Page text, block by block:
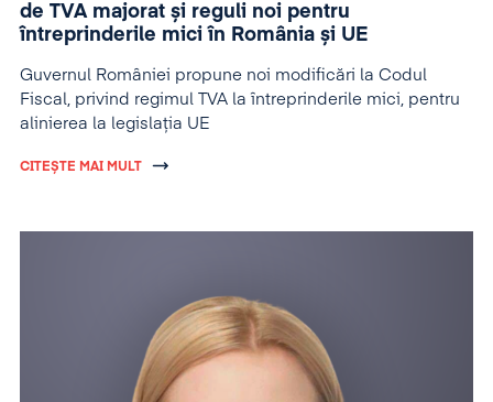
de TVA majorat și reguli noi pentru
întreprinderile mici în România și UE
Guvernul României propune noi modificări la Codul
Fiscal, privind regimul TVA la întreprinderile mici, pentru
alinierea la legislația UE
CITEȘTE MAI MULT